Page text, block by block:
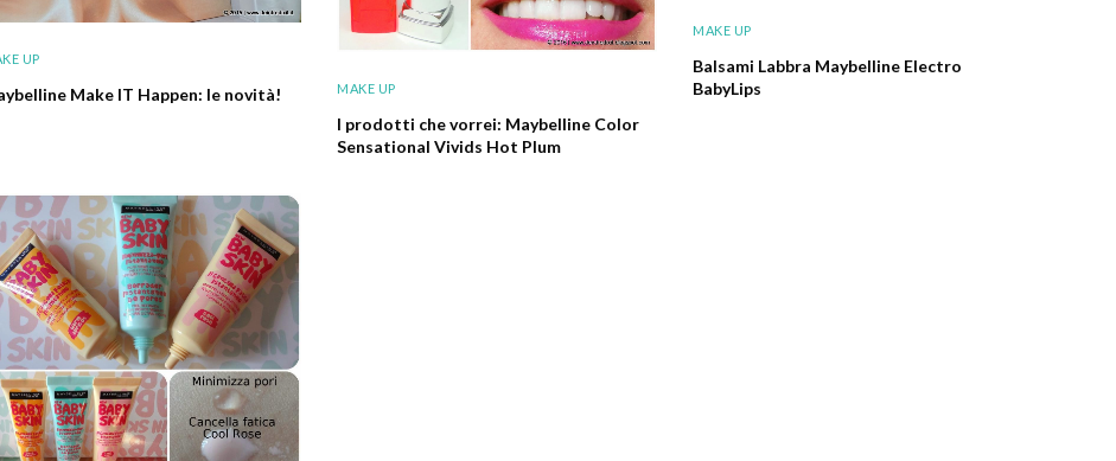
UP
Make IT Happen: le novità! MAKE UP
I prodotti che vorrei: Maybelline Color
Sensational Vivids Hot Plum
MAKE UP
Balsami Labbra Maybelline Electro
BabyLips